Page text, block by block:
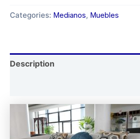
Andrés
quantity
Categories: Medianos, Muebles
Description